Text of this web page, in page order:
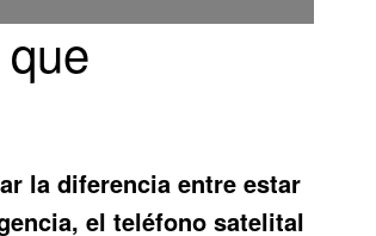
la diferencia entre estar
elteléfono satelital